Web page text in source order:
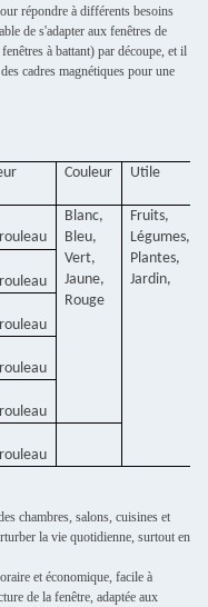
répondre à différents besoins
de s'adapter aux fenêtres de
à battant) par découpe, et il
cadres magnétiques pour une
Couleur Utile
Blanc,
Bleu,
Vert,
Jaune,
Rouge
Fruits,
Légumes,
Plantes,
Jardin,
chambres, salons, cuisines et
la vie quotidienne, surtout en
et économique, facile à
de la fenêtre, adaptée aux